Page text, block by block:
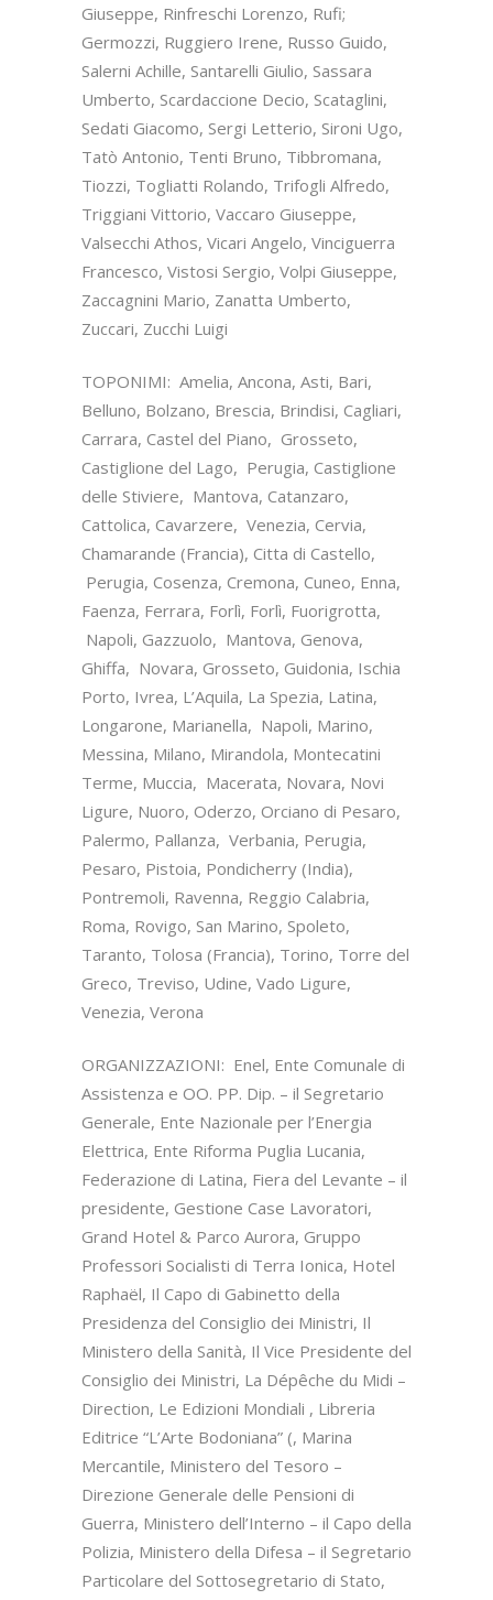
Giuseppe, Rinfreschi Lorenzo, Rufi;
Germozzi, Ruggiero Irene, Russo Guido,
Salerni Achille, Santarelli Giulio, Sassara
Umberto, Scardaccione Decio, Scataglini,
Sedati Giacomo, Sergi Letterio, Sironi Ugo,
Tatò Antonio, Tenti Bruno, Tibbromana,
Tiozzi, Togliatti Rolando, Trifogli Alfredo,
Triggiani Vittorio, Vaccaro Giuseppe,
Valsecchi Athos, Vicari Angelo, Vinciguerra
Francesco, Vistosi Sergio, Volpi Giuseppe,
Zaccagnini Mario, Zanatta Umberto,
Zuccari, Zucchi Luigi
TOPONIMI: Amelia, Ancona, Asti, Bari,
Belluno, Bolzano, Brescia, Brindisi, Cagliari,
Carrara, Castel del Piano, Grosseto,
Castiglione del Lago, Perugia, Castiglione
delle Stiviere, Mantova, Catanzaro,
Cattolica, Cavarzere, Venezia, Cervia,
Chamarande (Francia), Citta di Castello,
Perugia, Cosenza, Cremona, Cuneo, Enna,
Faenza, Ferrara, Forlì, Forlì, Fuorigrotta,
Napoli, Gazzuolo, Mantova, Genova,
Ghiffa, Novara, Grosseto, Guidonia, Ischia
Porto, Ivrea, L’Aquila, La Spezia, Latina,
Longarone, Marianella, Napoli, Marino,
Messina, Milano, Mirandola, Montecatini
Terme, Muccia, Macerata, Novara, Novi
Ligure, Nuoro, Oderzo, Orciano di Pesaro,
Palermo, Pallanza, Verbania, Perugia,
Pesaro, Pistoia, Pondicherry (India),
Pontremoli, Ravenna, Reggio Calabria,
Roma, Rovigo, San Marino, Spoleto,
Taranto, Tolosa (Francia), Torino, Torre del
Greco, Treviso, Udine, Vado Ligure,
Venezia, Verona
ORGANIZZAZIONI: Enel, Ente Comunale di
Assistenza e OO. PP. Dip. – il Segretario
Generale, Ente Nazionale per l’Energia
Elettrica, Ente Riforma Puglia Lucania,
Federazione di Latina, Fiera del Levante – il
presidente, Gestione Case Lavoratori,
Grand Hotel & Parco Aurora, Gruppo
Professori Socialisti di Terra Ionica, Hotel
Raphaël, Il Capo di Gabinetto della
Presidenza del Consiglio dei Ministri, Il
Ministero della Sanità, Il Vice Presidente del
Consiglio dei Ministri, La Dépêche du Midi –
Direction, Le Edizioni Mondiali , Libreria
Editrice “L’Arte Bodoniana” (, Marina
Mercantile, Ministero del Tesoro –
Direzione Generale delle Pensioni di
Guerra, Ministero dell’Interno – il Capo della
Polizia, Ministero della Difesa – il Segretario
Particolare del Sottosegretario di Stato,